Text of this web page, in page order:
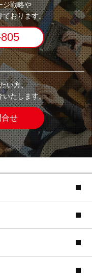
ジ戦略や
ております。
い方、
いたします。
合せ